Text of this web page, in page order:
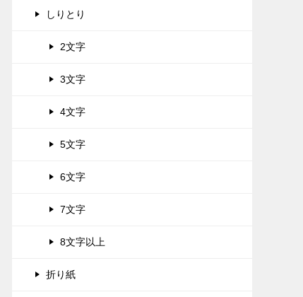
しりとり
2文字
3文字
4文字
5文字
6文字
7文字
8文字以上
折り紙